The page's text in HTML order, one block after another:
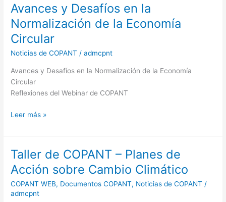
Avances y Desafíos en la
Normalización de la Economía
Circular
Noticias de COPANT /admcpnt
Avances y Desafíos en la Normalización de la Economía
Circular
Reflexiones del Webinar de COPANT
Avances
y
Desafíos
en
la
de
la
Economía
Leer más »
Taller de COPANT – Planes de
Acción sobre Cambio Climático
COPANT WEB, Documentos COPANT, Noticias de COPANT /
admcpnt
Taller
de
COPANT
–
Planes